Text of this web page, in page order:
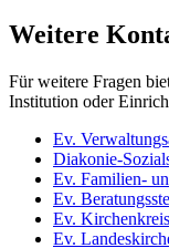
Weitere
Für weitere Fragen
Institution oder
Ev.
Diakonie-
Ev. Familien-
Ev.
Ev.
Ev.